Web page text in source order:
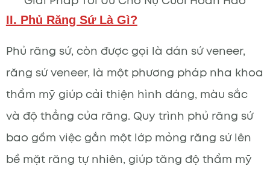
II. Phủ Răng Sứ Là Gì?
Phủ răng sứ, còn được gọi là dán sứ veneer,
răng sứ veneer, là một phương pháp nha khoa
thẩm mỹ giúp cải thiện hình dáng, màu sắc
và độ thẳng của răng. Quy trình phủ răng sứ
bao gồm việc gắn một lớp mỏng răng sứ lên
bề mặt răng tự nhiên, giúp tăng độ thẩm mỹ